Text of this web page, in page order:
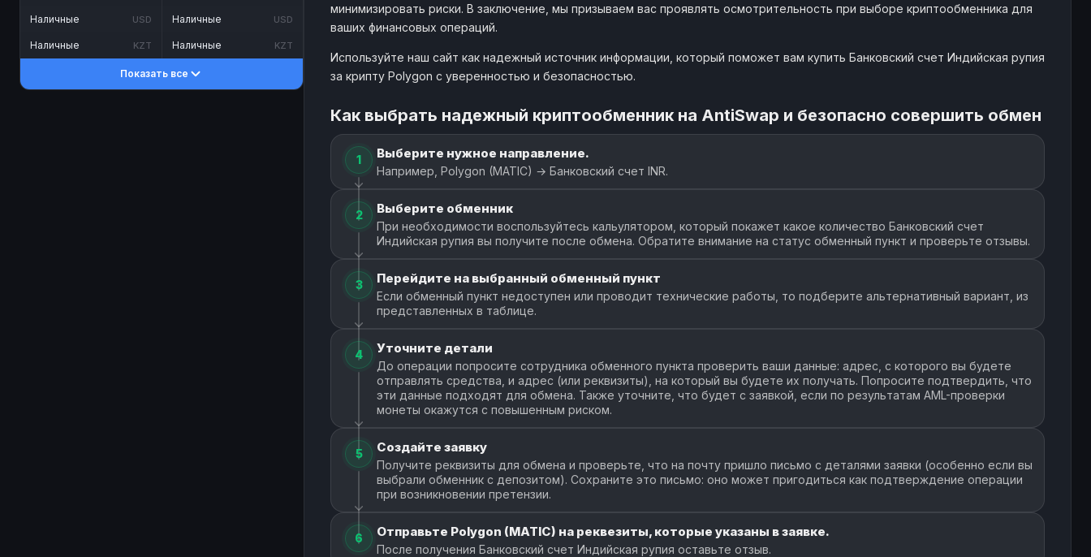
Наличные USD
Наличные KZT
Наличные USD
Наличные KZT
Показать все
минимизировать риски. В заключение, мы призываем вас проявлять осмотрительность при выборе криптообменника для
ваших финансовых операций.
Используйте наш сайт как надежный источник информации, который поможет вам купить Банковский счет Индийская рупия
за крипту Polygon с уверенностью и безопасностью.
Как выбрать надежный криптообменник на AntiSwap и безопасно совершить обмен
1 Выберите нужное направление.
Например, Polygon (MATIC) → Банковский счет INR.
2 Выберите обменник
При необходимости воспользуйтесь кальулятором, который покажет какое количество Банковский счет
Индийская рупия вы получите после обмена. Обратите внимание на статус обменный пункт и проверьте отзывы.
3 Перейдите на выбранный обменный пункт
Если обменный пункт недоступен или проводит технические работы, то подберите альтернативный вариант, из
представленных в таблице.
4 Уточните детали
До операции попросите сотрудника обменного пункта проверить ваши данные: адрес, с которого вы будете
отправлять средства, и адрес (или реквизиты), на который вы будете их получать. Попросите подтвердить, что
эти данные подходят для обмена. Также уточните, что будет с заявкой, если по результатам AML-проверки
монеты окажутся с повышенным риском.
5 Создайте заявку
Получите реквизиты для обмена и проверьте, что на почту пришло письмо с деталями заявки (особенно если вы
выбрали обменник с депозитом). Сохраните это письмо: оно может пригодиться как подтверждение операции
при возникновении претензии.
6 Отправьте Polygon (MATIC) на реквезиты, которые указаны в заявке.
После получения Банковский счет Индийская рупия оставьте отзыв.